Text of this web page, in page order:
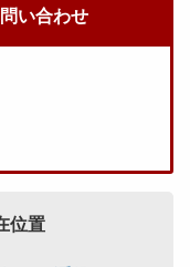
い合わせ
位置